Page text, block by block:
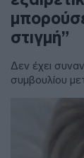
στιγμή”
Δεν έχει
συμβουλίου